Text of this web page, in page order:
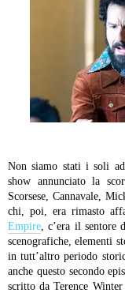
Non siamo stati i soli
show annunciato la
Scorsese, Cannavale,
chi, poi, era rimasto
Empire , c’era il
scenografiche, elementi
in tutt’altro periodo
anche questo secondo
scritto da Terence